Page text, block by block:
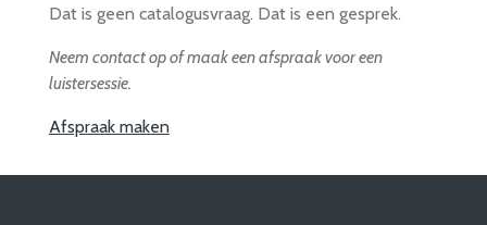
Dat is geen catalogusvraag. Dat is een gesprek.
Neem contact op of maak een afspraak voor een
luistersessie.
Afspraak maken